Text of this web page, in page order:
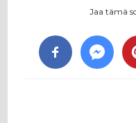
Jaa tämä